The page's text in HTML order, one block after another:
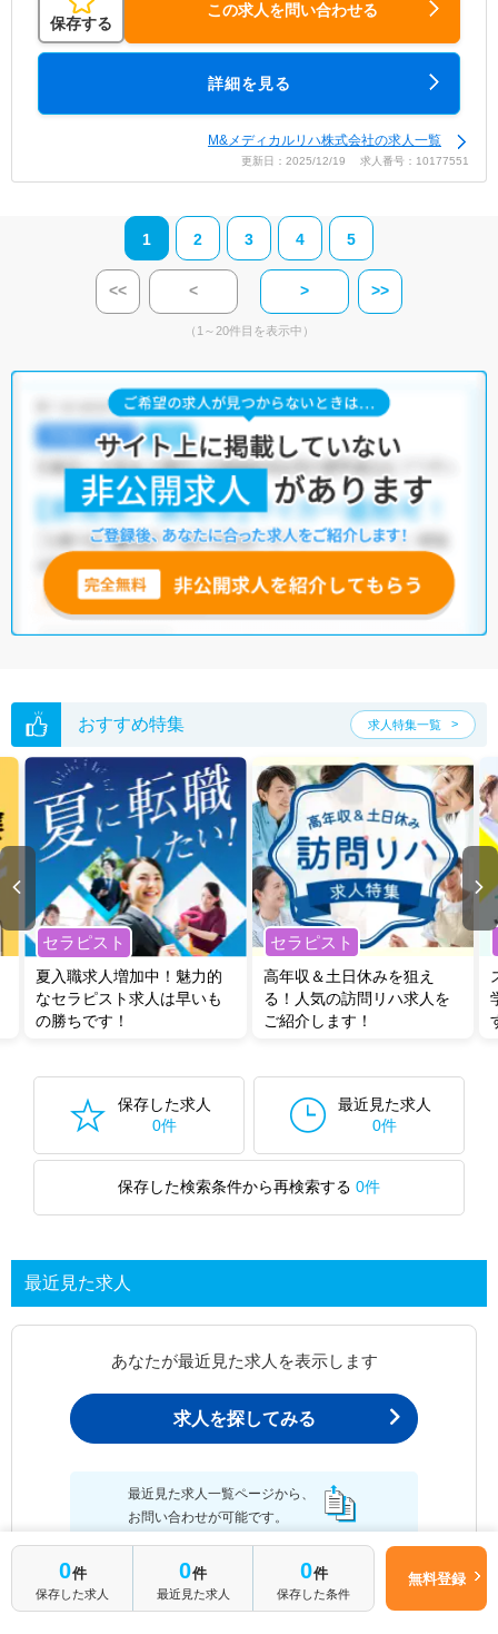
保存する
この求人を問い合わせる
詳細を見る
M&メディカルリハ株式会社の求人一覧
更新日：2025/12/19 求人番号：10177551
1 2 3 4 5
<< < > >>
（1～20件目を表示中）
おすすめ特集 求人特集一覧
セラピスト
夏入職求人増加中！魅力的
なセラピスト求人は早いも
の勝ちです！
セラピスト
高年収＆土日休みを狙え
る！人気の訪問リハ求人を
ご紹介します！
保存した求人
0件
最近見た求人
0件
保存した検索条件から再検索する 0件
最近見た求人
あなたが最近見た求人を表示します
求人を探してみる
最近見た求人一覧ページから、
お問い合わせが可能です。
0件
保存した求人
0件
最近見た求人
0件
保存した条件
無料登録